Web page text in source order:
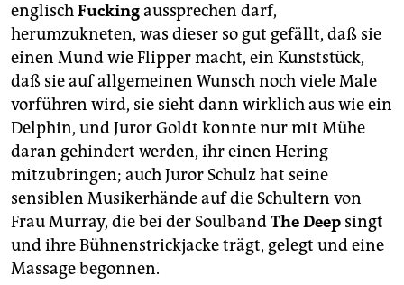
englischFuckingaussprechen darf,
herumzukneten, was dieser so gut gefällt, daß sie
einen Mund wie Flipper macht, ein Kunststück,
daß sie auf allgemeinen Wunsch noch viele Male
vorführen wird, sie sieht dann wirklich aus wie ein
Delphin, und Juror Goldt konnte nur mit Mühe
daran gehindert werden, ihr einen Hering
mitzubringen; auch Juror Schulz hat seine
sensiblen Musikerhände auf die Schultern von
Frau Murray, die bei der SoulbandThe Deep singt
und ihre Bühnenstrickjacke trägt, gelegt und eine
Massage begonnen.